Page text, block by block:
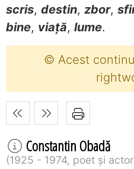
scris, destin, zbor,
bine, viață, lume.
© Acest
Constantin Obadă
1925 - 1974, poet și